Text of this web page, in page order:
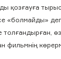
қозғауға
«болмайды»
фильмнің